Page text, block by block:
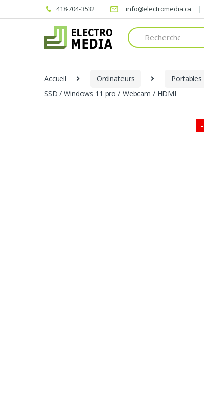
418-704-3532 info@electromedia.ca
Search
for:
Accueil Ordinateurs Portables
SSD / Windows 11 pro / Webcam / HDMI
-